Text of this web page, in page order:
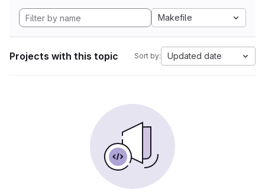
Makefile
Projects with this topic Sort by: Updated date